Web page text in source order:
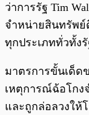
ว่าการรัฐ Tim
จำหน่ายสินทรัพย์
ทุกประเภททั่วทั้งรั
มาตรการขั้นเด็ด
เหตุการณ์ฉ้อโกง
และถูกล่อลวงให้